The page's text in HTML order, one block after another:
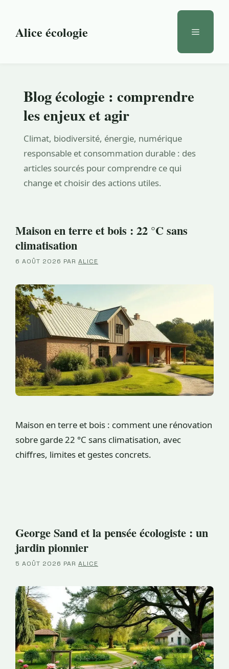
contenuAlice écologie Menu
Blog écologie : comprendre
les enjeux et agir
Climat, biodiversité, énergie, numérique
responsable et consommation durable : des
articles sourcés pour comprendre ce qui
change et choisir des actions utiles.
Maison en terre et bois : 22 °C sans
climatisation
6 AOÛT 2026 PAR ALICE
Maison en terre et bois : comment une rénovation
sobre garde 22 °C sans climatisation, avec
chiffres, limites et gestes concrets.
George Sand et la pensée écologiste : un
jardin pionnier
5 AOÛT 2026 PAR ALICE